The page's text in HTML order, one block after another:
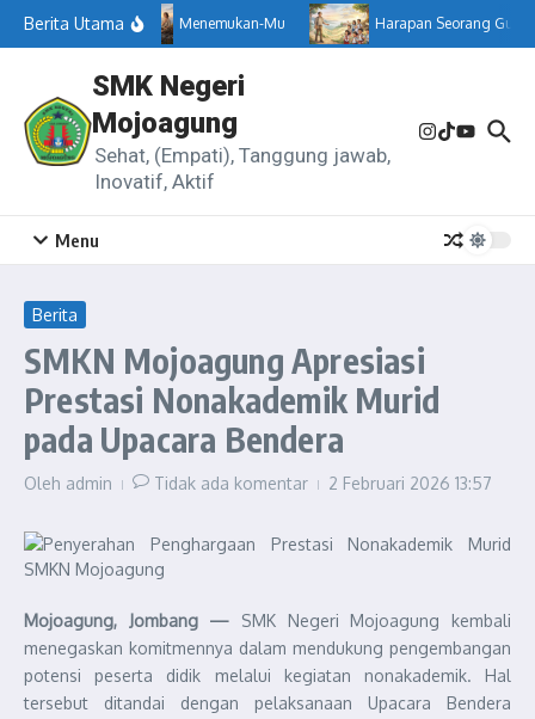
Berita Utama Menemukan-Mu Harapan Seorang Guru
SMK Negeri
Mojoagung
Sehat, (Empati), Tanggung jawab,
Inovatif, Aktif
Menu
Berita
SMKN Mojoagung Apresiasi
Prestasi Nonakademik Murid
pada Upacara Bendera
Oleh admin Tidak ada komentar 2 Februari 2026 13:57
Mojoagung, Jombang — SMK Negeri Mojoagung kembali
menegaskan komitmennya dalam mendukung pengembangan
potensi peserta didik melalui kegiatan nonakademik. Hal
tersebut ditandai dengan pelaksanaan Upacara Bendera